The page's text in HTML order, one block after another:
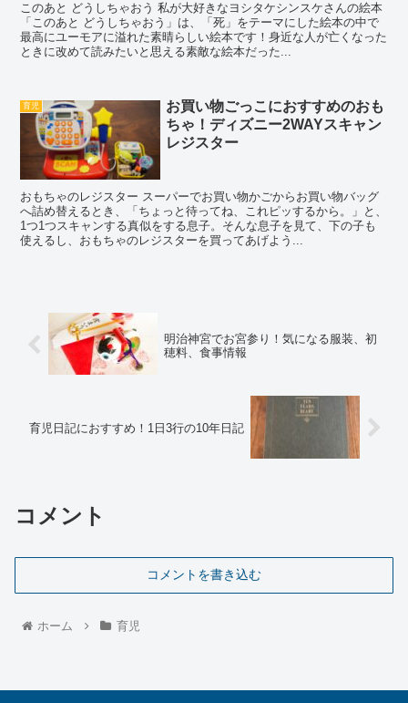
このあと どうしちゃおう 私が大好きなヨシタケシンスケさんの絵本
「このあと どうしちゃおう」は、「死」をテーマにした絵本の中で
最高にユーモアに溢れた素晴らしい絵本です！身近な人が亡くなった
ときに改めて読みたいと思える素敵な絵本だった...
育児
お買い物ごっこにおすすめのおも
ちゃ！ディズニー2WAYスキャン
レジスター
おもちゃのレジスター スーパーでお買い物かごからお買い物バッグ
へ詰め替えるとき、「ちょっと待ってね、これピッするから。」と、
1つ1つスキャンする真似をする息子。そんな息子を見て、下の子も
使えるし、おもちゃのレジスターを買ってあげよう...
明治神宮でお宮参り！気になる服装、初
穂料、食事情報
育児日記におすすめ！1日3行の10年日記
コメント
コメントを書き込む
ホーム 育児